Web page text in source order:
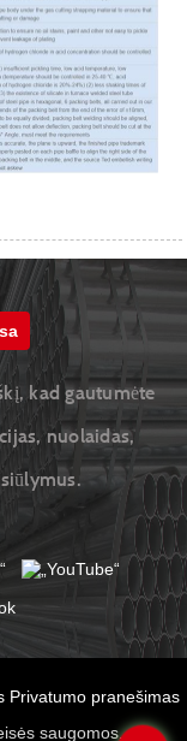
kad gautumėte
nuolaidas,
Privatumo pranešimas
saugomos.